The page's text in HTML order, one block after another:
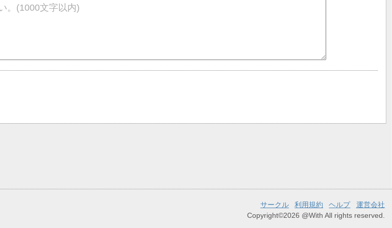
サークル 利用規約 ヘルプ
運営会社
Copyright©2026 @With All rights reserved.